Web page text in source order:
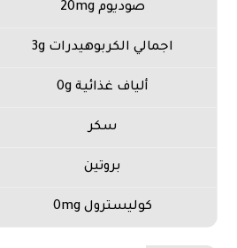
صوديوم 20mg
اجمالي الكربوهيدرات 3g
ألياف غذائية 0g
سكر
بروتين
كوليسترول 0mg